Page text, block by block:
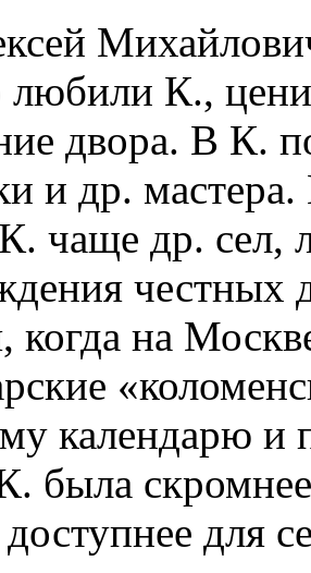
любили К.,
двора. В К.
и др.
чаще др. сел,
честных
когда на
календарю и
была
для